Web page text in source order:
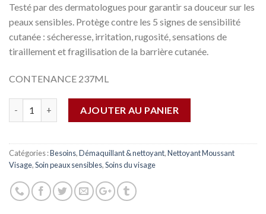
Testé par des dermatologues pour garantir sa douceur sur les
peaux sensibles. Protège contre les 5 signes de sensibilité
cutanée : sécheresse, irritation, rugosité, sensations de
tiraillement et fragilisation de la barrière cutanée.
CONTENANCE 237ML
AJOUTER AU PANIER
Catégories :Besoins,Démaquillant & nettoyant,Nettoyant Moussant
Visage,Soin peaux sensibles,Soins du visage